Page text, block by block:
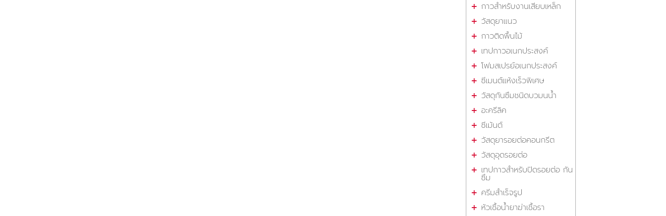
กาวสำหรับงานเสียบเหล็ก
วัสดุยาแนว
กาวติดพื้นไม้
เทปกาวอเนกประสงค์
โฟมสเปรย์อเนกประสงค์
ซีเมนต์แห้งเร็วพิเศษ
วัสดุกันซึมชนิดบวมนน้ำ
อะครีลิค
ซีเม้นต์
วัสดุยารอยต่อคอนกรีต
วัสดุอุดรอยต่อ
เทปกาวสำหรับปิดรอยต่อ กัน
ซึม
ครีมสำเร็จรูป
หัวเชื้อน้ำยาฆ่าเชื้อรา